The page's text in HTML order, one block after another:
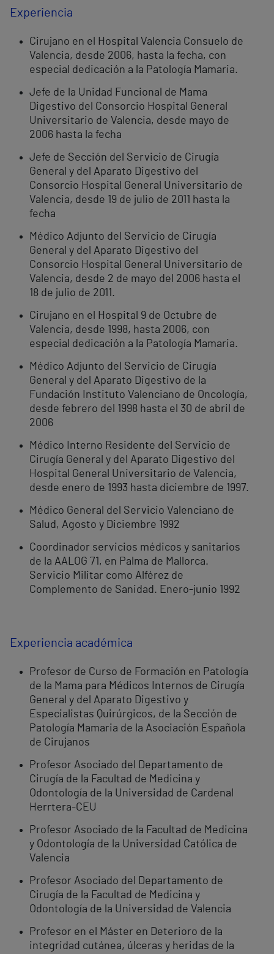
Experiencia
Cirujano en el Hospital Valencia Consuelo de
Valencia, desde 2006, hasta la fecha, con
especial dedicación a la Patología Mamaria.
Jefe de la Unidad Funcional de Mama
Digestivo del Consorcio Hospital General
Universitario de Valencia, desde mayo de
2006 hasta la fecha
Jefe de Sección del Servicio de Cirugía
General y del Aparato Digestivo del
Consorcio Hospital General Universitario de
Valencia, desde 19 de julio de 2011 hasta la
fecha
Médico Adjunto del Servicio de Cirugía
General y del Aparato Digestivo del
Consorcio Hospital General Universitario de
Valencia, desde 2 de mayo del 2006 hasta el
18 de julio de 2011.
Cirujano en el Hospital 9 de Octubre de
Valencia, desde 1998, hasta 2006, con
especial dedicación a la Patología Mamaria.
Médico Adjunto del Servicio de Cirugía
General y del Aparato Digestivo de la
Fundación Instituto Valenciano de Oncología,
desde febrero del 1998 hasta el 30 de abril de
2006
Médico Interno Residente del Servicio de
Cirugía General y del Aparato Digestivo del
Hospital General Universitario de Valencia,
desde enero de 1993 hasta diciembre de 1997.
Médico General del Servicio Valenciano de
Salud, Agosto y Diciembre 1992
Coordinador servicios médicos y sanitarios
de la AALOG 71, en Palma de Mallorca.
Servicio Militar como Alférez de
Complemento de Sanidad. Enero-junio 1992
Experiencia académica
Profesor de Curso de Formación en Patología
de la Mama para Médicos Internos de Cirugía
General y del Aparato Digestivo y
Especialistas Quirúrgicos, de la Sección de
Patología Mamaria de la Asociación Española
de Cirujanos
Profesor Asociado del Departamento de
Cirugía de la Facultad de Medicina y
Odontología de la Universidad de Cardenal
Herrtera-CEU
Profesor Asociado de la Facultad de Medicina
y Odontología de la Universidad Católica de
Valencia
Profesor Asociado del Departamento de
Cirugía de la Facultad de Medicina y
Odontología de la Universidad de Valencia
Profesor en el Máster en Deterioro de la
integridad cutánea, úlceras y heridas de la